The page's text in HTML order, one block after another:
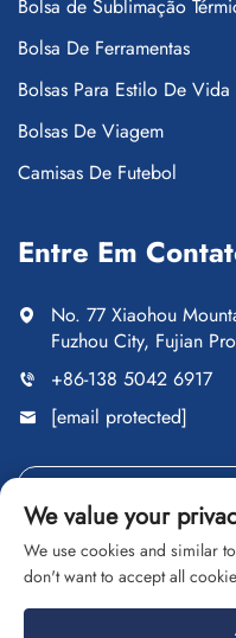
Bolsa de Sublimação
Bolsa De Ferramentas
Bolsas Para Estilo De Vida
Bolsas De Viagem
Camisas De Futebol
Entre Em
No. 77 Xiaohou
Fuzhou City, Fujian
+86-138 5042 6917
[email protected]
Direitos autorais ©
We value your
We use cookies and similar
don't want to accept all